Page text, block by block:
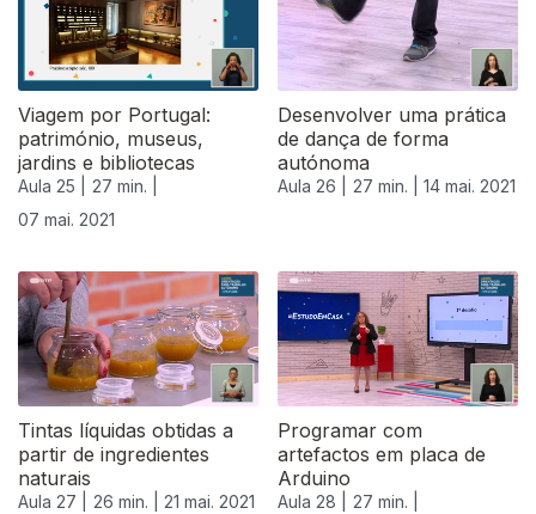
Viagem por Portugal:
património, museus,
jardins e bibliotecas
Aula 25 |
27 min. |
07 mai. 2021
Desenvolver uma prática
de dança de forma
autónoma
Aula 26 | 27 min. | 14 mai. 2021
Tintas líquidas obtidas a
partir de ingredientes
naturais
Aula 27 | 26 min. | 21 mai. 2021
Programar com
artefactos em placa de
Arduino
Aula 28 |
27 min. |